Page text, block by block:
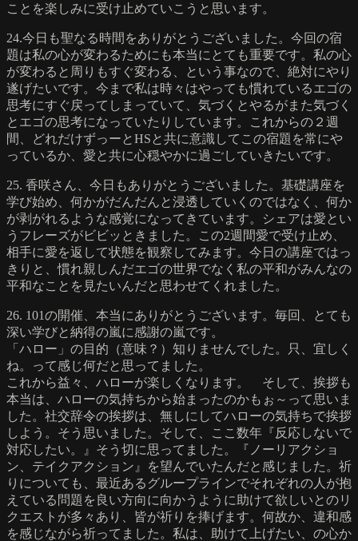
ことを楽しみに受け止めていこうと思います。
24.今日も聖なる時間をありがとうございました。今回の宿
題は私の心が変わるためにも本当にとても重要です。私の心
が変わると周りもすぐ変わる、という事なので、絶対にやり
遂げたいです。今まで私は時々はやっても慣れているエゴの
思考にすぐ戻ってしまっていて、気づくとやるがまた気づく
とエゴの思考になっていたりしています。これからの２週
間、どれだけずっーとHSと共に意識してこの宿題を常にや
っているか、愛と共に心穏やかに過ごしていきたいです。
25. 香咲さん、今日もありがとうございました。基礎講座を
学び始め、何かがだんだんと浸透していくのではなく、何か
が剥がれるような感覚になってきています。シェアは愛とい
うフレーズがビビッときました。この2週間愛で受け止め、
相手に愛を返して状態を観察してみます。今日の講座ではっ
きりと、慣れ親しんだエゴの世界でなく私の平和がみんなの
平和なことを見たいんだと思わせてくれました。
26. 101の開催、本当にありがとうございます。毎回、とても
深い学びと納得の嵐に感謝の嵐です。
「ハロー」の目的（意味？）知りませんでした。只、宜しく
ね。って感じ何だと思ってました。
これから益々、ハローが楽しくなります。 そして、挨拶も
本当は、ハローの気持ちから始まったのかもぉ～って思いま
した。社交辞令の挨拶は、無しにしてハローの気持ちで挨拶
しよう。そう思いました。そして、ここ数年『反応しないで
対応したい。』そう切に思ってました。『ノーリアクショ
ン、テイクアクション』を望んでいたんだと感じました。祈
りについても、最近あるグループラインでそれぞれの人が抱
えている問題を良い方向に向かうように助けて欲しいとのリ
クエストが多々あり、皆が祈りを捧げます。何故か、違和感
を感じながら祈ってました。私は、助けて上げたい、の心か